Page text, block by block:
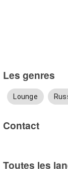
Les genres
Lounge
Contact
Toutes les